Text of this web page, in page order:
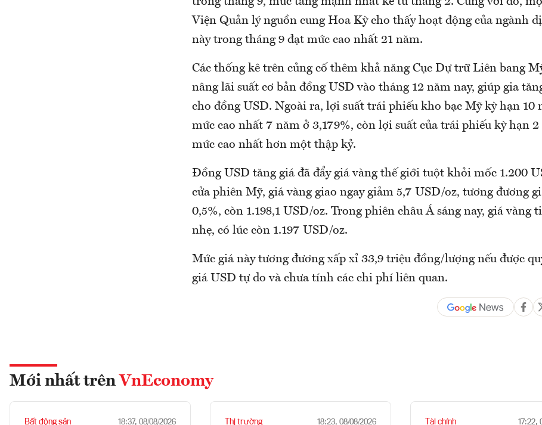
Viện Quản lý nguồn cung Hoa Kỳ cho thấy hoạt động của ngành
này trong tháng 9 đạt mức cao nhất 21 năm.
Các thống kê trên củng cố thêm khả năng Cục Dự trữ Liên bang
nâng lãi suất cơ bản đồng USD vào tháng 12 năm nay, giúp gia
cho đồng USD. Ngoài ra, lợi suất trái phiếu kho bạc Mỹ kỳ hạn 10
mức cao nhất 7 năm ở 3,179%, còn lợi suất của trái phiếu kỳ hạn
mức cao nhất hơn một thập kỷ.
Đồng USD tăng giá đã đẩy giá vàng thế giới tuột khỏi mốc 1.200
cửa phiên Mỹ, giá vàng giao ngay giảm 5,7 USD/oz, tương đương
0,5%, còn 1.198,1 USD/oz. Trong phiên châu Á sáng nay, giá vàng
nhẹ, có lúc còn 1.197 USD/oz.
Mức giá này tương đương xấp xỉ 33,9 triệu đồng/lượng nếu được
giá USD tự do và chưa tính các chi phí liên quan.
Mới nhất trên VnEconomy
Bất động sản 18:37, 08/08/2026 Thị trường 18:23, 08/08/2026 Tài chính 17:22,